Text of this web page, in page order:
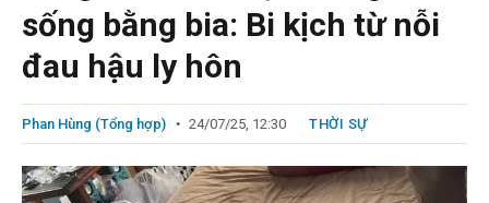
sống bằng bia: Bi kịch từ nỗi
đau hậu ly hôn
Phan Hùng (Tổng hợp) 24/07/25, 12:30 THỜI SỰ